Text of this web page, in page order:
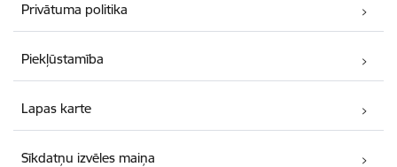
Privātuma politika
Piekļūstamība
Lapas karte
Sīkdatņu izvēles maiņa